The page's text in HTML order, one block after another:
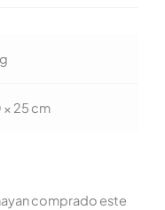
× 25 cm
comprado este